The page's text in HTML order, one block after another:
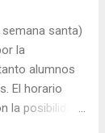
santa)
la
alumnos
El horario
la posibilidad